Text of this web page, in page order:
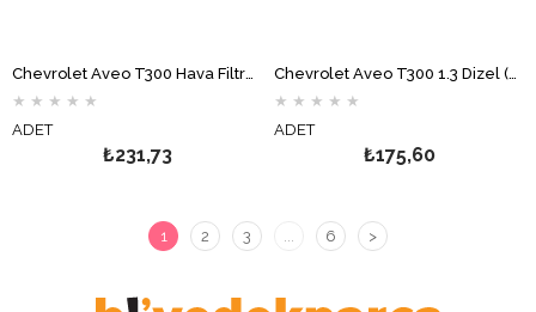
★ ★ ★ ★ ★
ADET
₺231,73
★ ★ ★ ★ ★
ADET
₺175,60
1 2 3 6 >